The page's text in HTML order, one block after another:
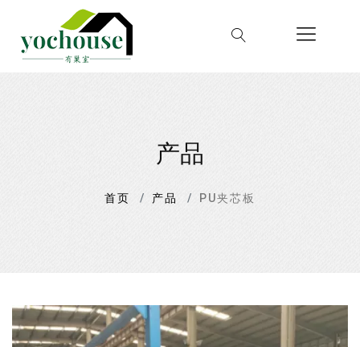
产品
首页 产品 PU夹芯板